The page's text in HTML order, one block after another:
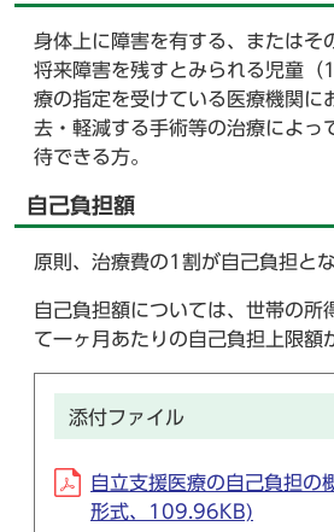
身体上に障害を有する、またはそ
将来障害を残すとみられる児童（
療の指定を受けている医療機関に
去・軽減する手術等の治療によっ
待できる方。
自己負担額
原則、治療費の1割が自己負担とな
自己負担額については、世帯の所
て一ヶ月あたりの自己負担上限額
添付ファイル
自立支援医療の自己負担の
形式、109.96KB)